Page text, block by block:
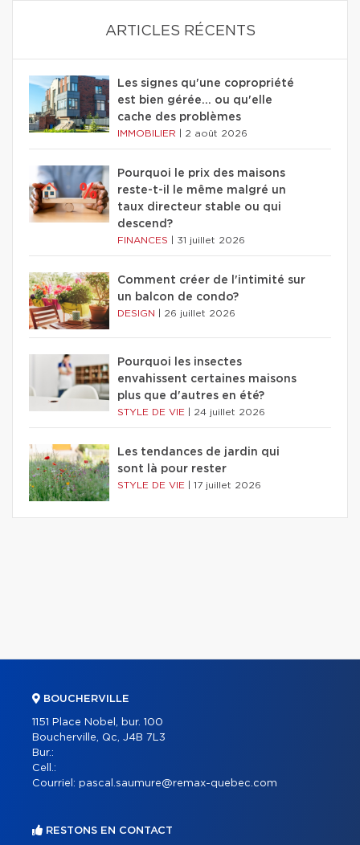
ARTICLES RÉCENTS
Les signes qu'une copropriété
est bien gérée… ou qu'elle
cache des problèmes
IMMOBILIER 2 août 2026
Pourquoi le prix des maisons
reste-t-il le même malgré un
taux directeur stable ou qui
descend?
FINANCES 31 juillet 2026
Comment créer de l'intimité sur
un balcon de condo?
DESIGN 26 juillet 2026
Pourquoi les insectes
envahissent certaines maisons
plus que d'autres en été?
STYLE DE VIE 24 juillet 2026
Les tendances de jardin qui
sont là pour rester
STYLE DE VIE 17 juillet 2026
BOUCHERVILLE
1151 Place Nobel, bur. 100
Boucherville, Qc, J4B 7L3
Bur.:
Cell.:
Courriel: pascal.saumure@remax-quebec.com
RESTONS EN CONTACT